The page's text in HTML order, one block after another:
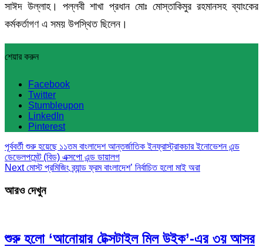
সাঈদ উল্লাহ। পল্লবী শাখা প্রধান মোঃ মোস্তাকিমুর রহমানসহ ব্যাংকের
কর্মকর্তাগণ এ সময় উপস্থিত ছিলেন।
শেয়ার করুন
Facebook
Twitter
Stumbleupon
LinkedIn
Pinterest
পূর্ববর্তীশুরু হয়েছে ১১তম বাংলাদেশ আন্তর্জাতিক ইনফ্রাস্ট্রাকচার ইনোভেশন এন্ড
ডেভেলপমেন্ট (বিড) এক্সপো এন্ড ডায়ালগ
Nextমোস্ট প্রমিজিং ব্র্যান্ড ফ্রম বাংলাদেশ’ নির্বাচিত হলো মাই অরা
আরও দেখুন
শুরু হলো ‘আনোয়ার টেক্সটাইল মিল উইক’-এর ৩য় আসর